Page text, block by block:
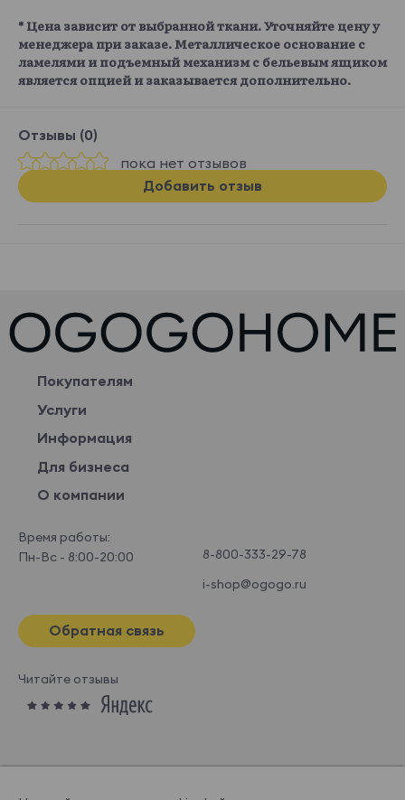
* Цена зависит от выбранной ткани. Уточняйте цену у
менеджера при заказе. Металлическое основание с
ламелями и подъемный механизм с бельевым ящиком
является опцией и заказывается дополнительно.
Отзывы (0)
пока нет отзывов
Добавить отзыв
Покупателям
Услуги
Информация
Для бизнеса
О компании
Время работы:
Пн-Вс - 8:00-20:00
8-800-333-29-78
i-shop@ogogo.ru
Обратная связь
Читайте отзывы